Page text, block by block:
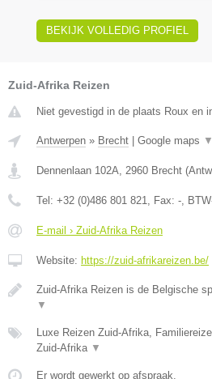
BEKIJK VOLLEDIG PROFIEL
Zuid-Afrika Reizen
Niet gevestigd in de plaats Roux en
Antwerpen » Brecht Google maps ▼
Dennenlaan 102A 2960 Brecht (
Tel: +32 (0)486 801 821 , Fax: - ,
E-mail › Zuid-Afrika Reizen
Website: https://zuid-afrikareizen.be/
Zuid-Afrika Reizen is de Belgische
▼
Luxe Reizen Zuid-Afrika,
Zuid-Afrika ▼
Er wordt gewerkt op afspraak.